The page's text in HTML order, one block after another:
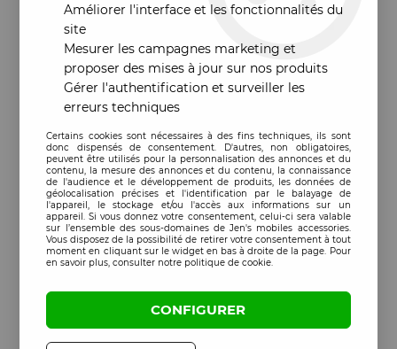
Améliorer l'interface et les fonctionnalités du
site
Mesurer les campagnes marketing et
proposer des mises à jour sur nos produits
Gérer l'authentification et surveiller les
erreurs techniques
Certains cookies sont nécessaires à des fins techniques, ils sont
donc dispensés de consentement. D'autres, non obligatoires,
peuvent être utilisés pour la personnalisation des annonces et du
contenu, la mesure des annonces et du contenu, la connaissance
de l'audience et le développement de produits, les données de
géolocalisation précises et l'identification par le balayage de
l'appareil, le stockage et/ou l'accès aux informations sur un
appareil. Si vous donnez votre consentement, celui-ci sera valable
sur l’ensemble des sous-domaines de Jen's mobiles accessories.
Vous disposez de la possibilité de retirer votre consentement à tout
moment en cliquant sur le widget en bas à droite de la page. Pour
en savoir plus, consulter notre politique de cookie.
CONFIGURER